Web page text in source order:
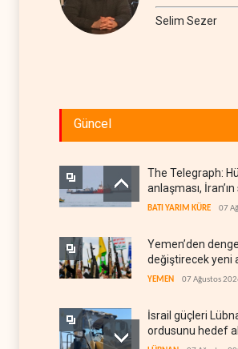
Selim Sezer
Güncel
The Telegraph:
anlaşması, İran’ın
kazandığını
BATI YARIM KÜRE 07
Yemen’den
değiştirecek yeni
denklem
YEMEN 07 Ağustos
İsrail güçleri
ordusunu hedef